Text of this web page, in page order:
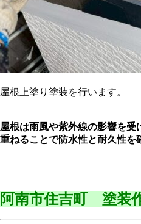
屋根上塗り塗装を行います。
屋根は雨風や紫外線の影響を受
重ねることで防水性と耐久性を
阿南市住吉町 塗装